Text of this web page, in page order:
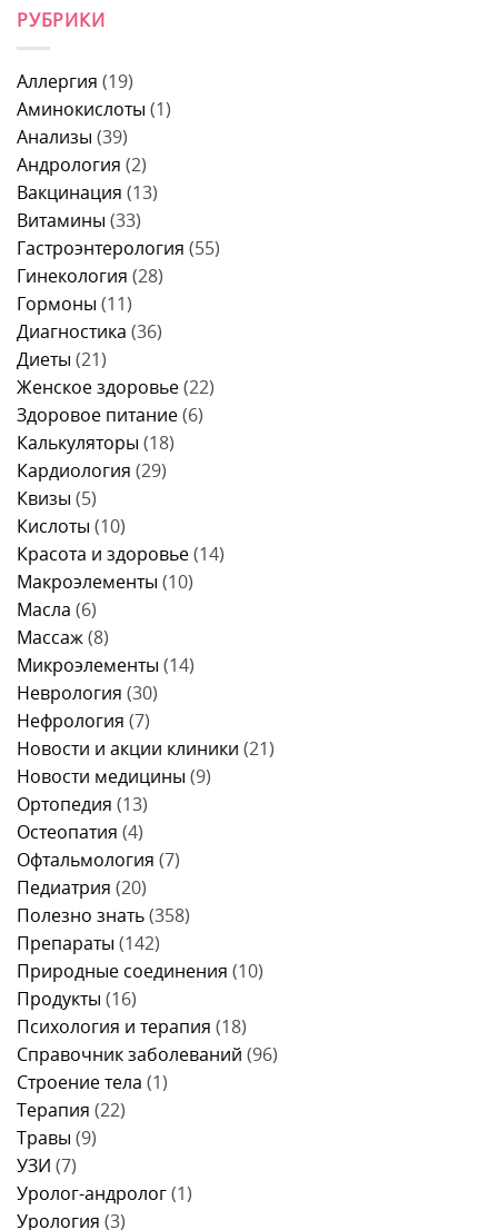
может
идти
к
врачу
у
и
когда
идти
к
врачу
Что
можно
колоноскопией
за
1
день
–
меню,
продукты
и
правила
питания
РУБРИКИ
Аллергия (19)
Аминокислоты (1)
Анализы (39)
Андрология (2)
Вакцинация (13)
Витамины (33)
Гастроэнтерология (55)
Гинекология (28)
Гормоны (11)
Диагностика (36)
Диеты (21)
Женское здоровье(22)
Здоровое питание(6)
Калькуляторы (18)
Кардиология (29)
Квизы (5)
Кислоты (10)
Красота и здоровье(14)
Макроэлементы (10)
Масла (6)
Массаж(8)
Микроэлементы (14)
Неврология (30)
Нефрология (7)
Новости и акции клиники (21)
Новости медицины (9)
Ортопедия (13)
Остеопатия (4)
Офтальмология (7)
Педиатрия (20)
Полезно знать(358)
Препараты (142)
Природные соединения (10)
Продукты (16)
Психология и терапия (18)
Справочник заболеваний (96)
Строение тела (1)
Терапия (22)
Травы (9)
УЗИ (7)
Уролог-андролог(1)
Урология (3)